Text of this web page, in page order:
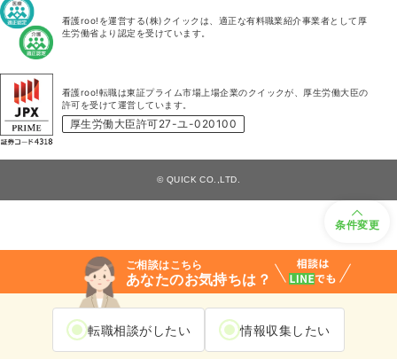
条件変更
ご相談はこちら
あなたのお気持ちは？
転職相談がしたい 情報収集したい
看護roo!を運営する(株)クイックは、適正な有料職業紹介事業者として厚
生労働省より認定を受けています。
看護roo!転職は東証プライム市場上場企業のクイックが、厚生労働大臣の
許可を受けて運営しています。
厚生労働大臣許可27-ユ-020100
© QUICK CO.,LTD.